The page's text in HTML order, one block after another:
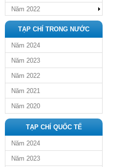
Năm 2022
TẠP CHÍ TRONG NƯỚC
Năm 2024
Năm 2023
Năm 2022
Năm 2021
Năm 2020
TẠP CHÍ QUỐC TẾ
Năm 2024
Năm 2023